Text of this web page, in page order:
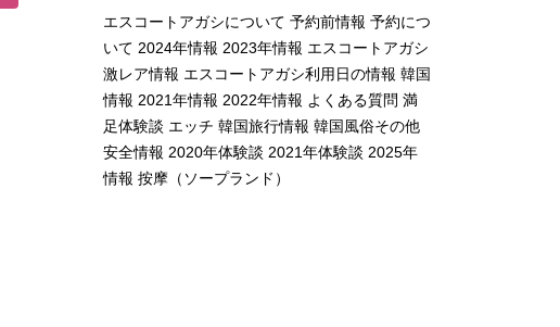
エスコートアガシについて 予約前情報 予約につ
いて 2024年情報 2023年情報 エスコートアガシ
激レア情報 エスコートアガシ利用日の情報 韓国
情報 2021年情報 2022年情報 よくある質問 満
足体験談 エッチ 韓国旅行情報 韓国風俗その他
安全情報 2020年体験談 2021年体験談 2025年
情報 按摩（ソープランド）